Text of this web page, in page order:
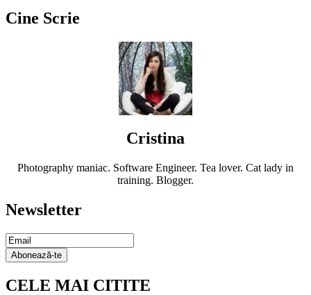
Cine Scrie
Cristina
Photography maniac. Software Engineer. Tea lover. Cat lady in
training. Blogger.
Newsletter
Email
Subscription
Abonează-te
CELE MAI CITITE